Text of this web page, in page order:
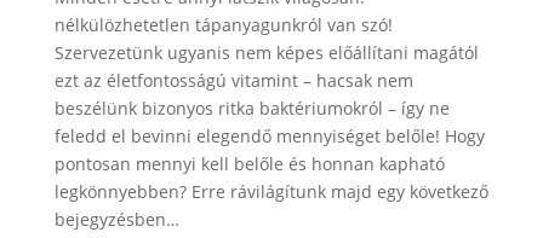
nélkülözhetetlen tápanyagunkról van szó!
Szervezetünk ugyanis nem képes előállítani magától
ezt az életfontosságú vitamint – hacsak nem
beszélünk bizonyos ritka baktériumokról – így ne
feledd el bevinni elegendő mennyiséget belőle! Hogy
pontosan mennyi kell belőle és honnan kapható
legkönnyebben? Erre rávilágítunk majd egy következő
bejegyzésben…